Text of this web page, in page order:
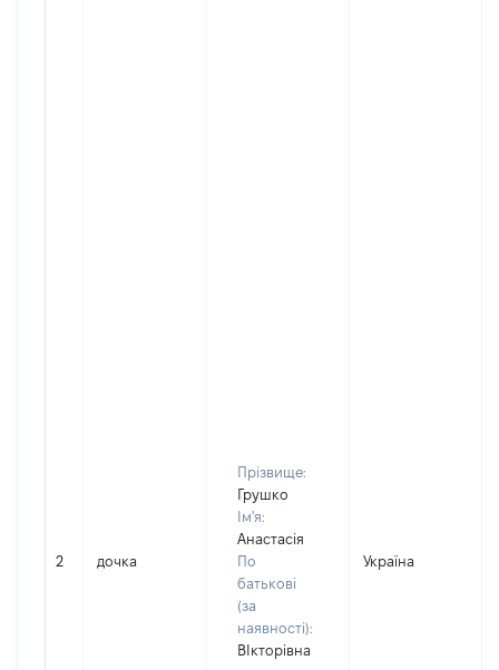
2 дочка
Прізвище:
Грушко
Ім'я:
Анастасія
По
батькові
(за
наявності):
ВІкторівна
Україна